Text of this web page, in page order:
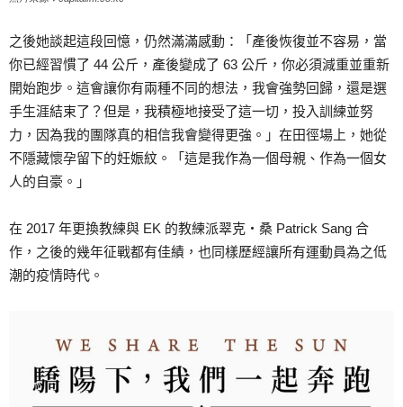
之後她談起這段回憶，仍然滿滿感動：「產後恢復並不容易，當
你已經習慣了 44 公斤，產後變成了 63 公斤，你必須減重並重新
開始跑步。這會讓你有兩種不同的想法，我會強勢回歸，還是選
手生涯結束了？但是，我積極地接受了這一切，投入訓練並努
力，因為我的團隊真的相信我會變得更強。」在田徑場上，她從
不隱藏懷孕留下的妊娠紋。「這是我作為一個母親、作為一個女
人的自豪。」
在 2017 年更換教練與 EK 的教練派翠克‧桑 Patrick Sang 合
作，之後的幾年征戰都有佳績，也同樣歷經讓所有運動員為之低
潮的疫情時代。